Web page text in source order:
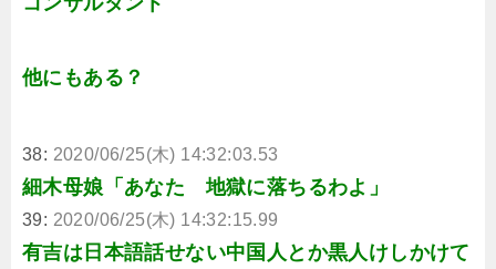
他にもある？
38: 2020/06/25(木) 14:32:03.53
細木母娘「あなた 地獄に落ちるわよ」
39: 2020/06/25(木) 14:32:15.99
有吉は日本語話せない中国人とか黒人けしかけて